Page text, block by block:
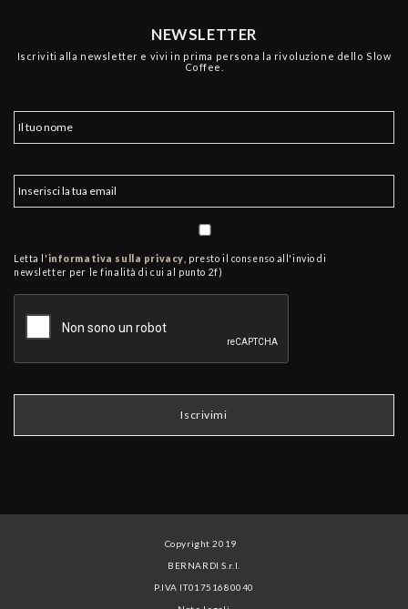
NEWSLETTER
Iscriviti alla newsletter e vivi in prima persona la rivoluzione dello Slow
Coffee.
Letta l'informativa sulla privacy, presto il consenso all'invio di
newsletter per le finalità di cui al punto 2f)
Copyright 2019
BERNARDI S.r.l.
P.IVA IT01751680040